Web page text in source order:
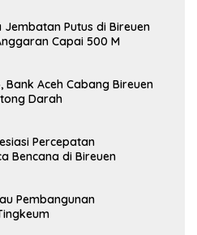
Jembatan Putus di Bireuen
Capai 500 M
Bank Aceh Cabang Bireuen
Darah
Percepatan
Bencana di Bireuen
Pembangunan